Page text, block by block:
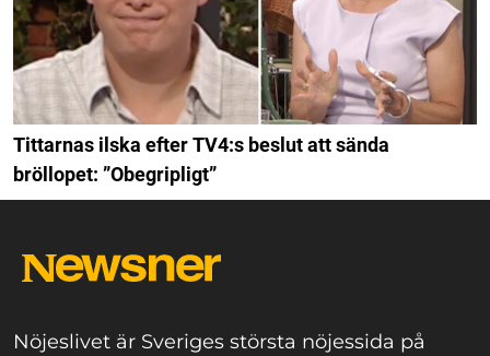
Tittarnas ilska efter TV4:s beslut att sända
bröllopet: ”Obegripligt”
Nöjeslivet är Sveriges största nöjessida på